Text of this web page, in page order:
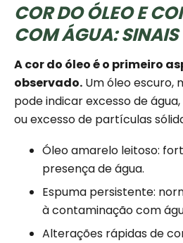
COR DO ÓLEO E
COM ÁGUA: SINAIS
A cor do óleo é o primeiro
observado. Um óleo escuro,
pode indicar excesso de
ou excesso de partículas
Óleo amarelo leitoso:
presença de água.
Espuma persistente:
à contaminação com
Alterações rápidas de